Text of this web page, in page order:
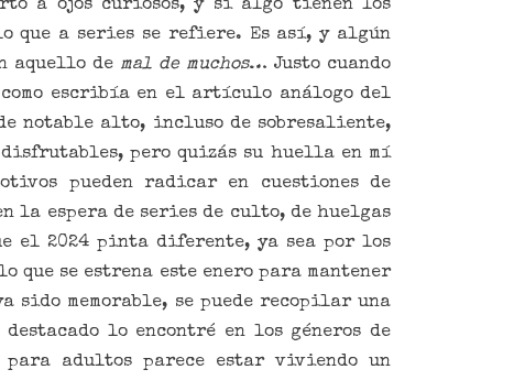
a ojos curiosos, y si algo tienen los
que a series se refiere. Es así, y algún
aquello de mal de muchos… Justo cuando
escribía en el artículo análogo del
notable alto, incluso de sobresaliente,
pero quizás su huella en mí
pueden radicar en cuestiones de
la espera de series de culto, de huelgas
el 2024 pinta diferente, ya sea por los
se estrena este enero para mantener
sido memorable, se puede recopilar una
destacado lo encontré en los géneros de
adultos parece estar viviendo un